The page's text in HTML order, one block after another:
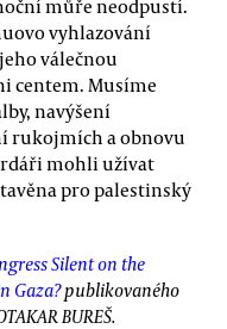
můře neodpustí.
vyhlazování
válečnou
centem. Musíme
navýšení
rukojmích a obnovu
mohli užívat
pro palestinský
Silent on the
Gaza?publikovaného
BUREŠ.